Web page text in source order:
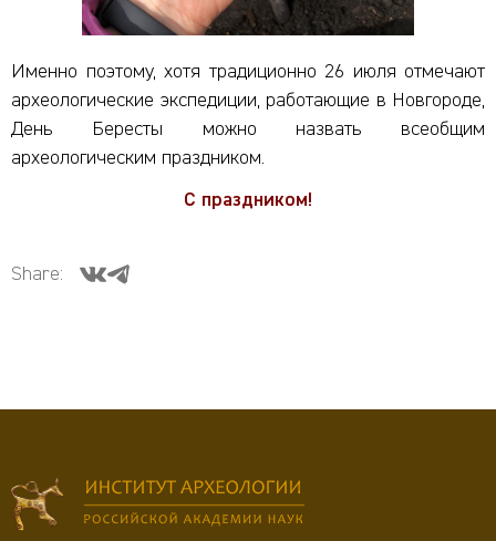
Именно поэтому, хотя традиционно 26 июля отмечают
археологические экспедиции, работающие в Новгороде,
День Бересты можно назвать всеобщим
археологическим праздником.
С праздником!
Share: